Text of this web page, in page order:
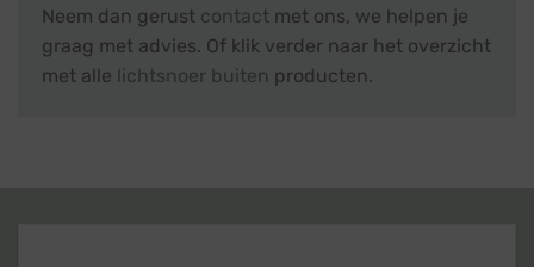
Neem dan gerust contact met ons, we helpen je
graag met advies. Of klik verder naar het overzicht
met alle lichtsnoer buiten producten.